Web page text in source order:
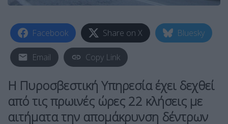
Facebook Share on X Bluesky
Email Copy Link
Η Πυροσβεστική Υπηρεσία έχει δεχθεί
από τις πρωινές ώρες 22 κλήσεις με
αιτήματα την απομάκρυνση δέντρων